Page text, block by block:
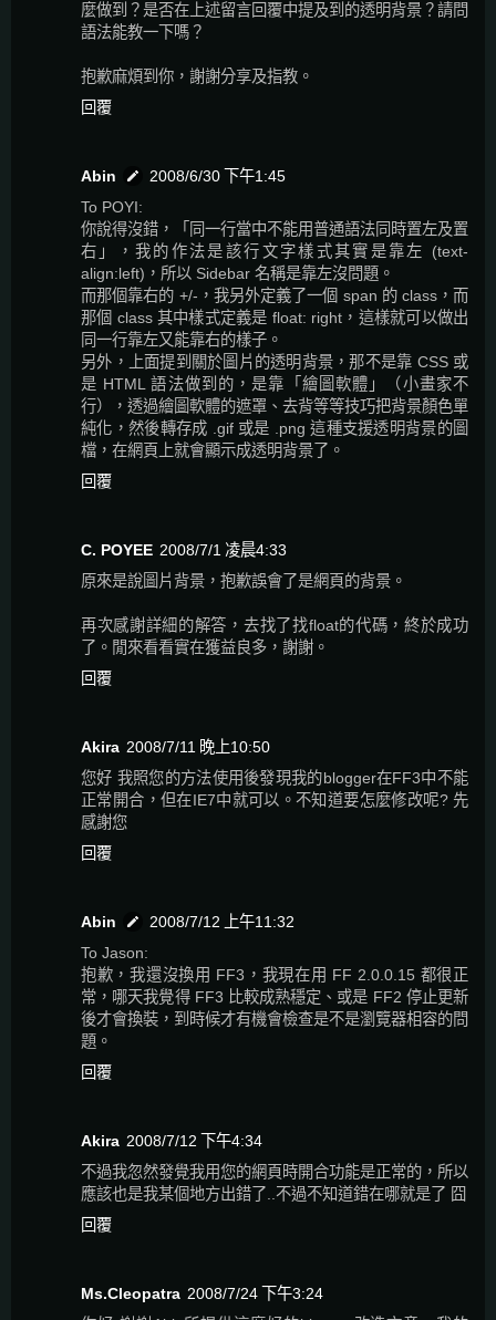
麼做到？是否在上述留言回覆中提及到的透明背景？請問
語法能教一下嗎？
抱歉麻煩到你，謝謝分享及指教。
回覆
Abin
2008/6/30 下午1:45
To POYI:
你說得沒錯，「同一行當中不能用普通語法同時置左及置
右」，我的作法是該行文字樣式其實是靠左 (text-
align:left)，所以 Sidebar 名稱是靠左沒問題。
而那個靠右的 +/-，我另外定義了一個 span 的 class，而
那個 class 其中樣式定義是 float: right，這樣就可以做出
同一行靠左又能靠右的樣子。
另外，上面提到關於圖片的透明背景，那不是靠 CSS 或
是 HTML 語法做到的，是靠「繪圖軟體」（小畫家不
行），透過繪圖軟體的遮罩、去背等等技巧把背景顏色單
純化，然後轉存成 .gif 或是 .png 這種支援透明背景的圖
檔，在網頁上就會顯示成透明背景了。
回覆
C. POYEE 2008/7/1 凌晨4:33
原來是說圖片背景，抱歉誤會了是網頁的背景。
再次感謝詳細的解答，去找了找float的代碼，終於成功
了。閒來看看實在獲益良多，謝謝。
回覆
Akira 2008/7/11 晚上10:50
您好 我照您的方法使用後發現我的blogger在FF3中不能
正常開合，但在IE7中就可以。不知道要怎麼修改呢? 先
感謝您
回覆
Abin
2008/7/12 上午11:32
To Jason:
抱歉，我還沒換用 FF3，我現在用 FF 2.0.0.15 都很正
常，哪天我覺得 FF3 比較成熟穩定、或是 FF2 停止更新
後才會換裝，到時候才有機會檢查是不是瀏覽器相容的問
題。
回覆
Akira 2008/7/12 下午4:34
不過我忽然發覺我用您的網頁時開合功能是正常的，所以
應該也是我某個地方出錯了..不過不知道錯在哪就是了 囧
回覆
Ms.Cleopatra 2008/7/24 下午3:24